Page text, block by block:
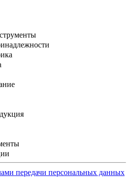
передачи персональных данных